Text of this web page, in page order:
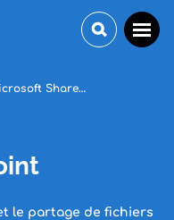
le partage de fichiers
Microsoft SharePoint